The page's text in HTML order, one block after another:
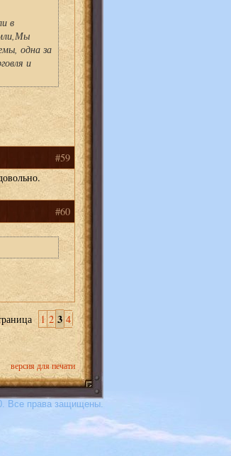
в
одна за
и
#59
#60
1 2 3 4
версия для печати
Все права защищены.